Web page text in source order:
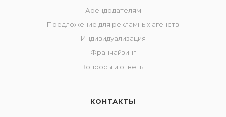
Арендодателям
Предложение для рекламных агенств
Индивидуализация
Франчайзинг
Вопросы и ответы
КОНТАКТЫ